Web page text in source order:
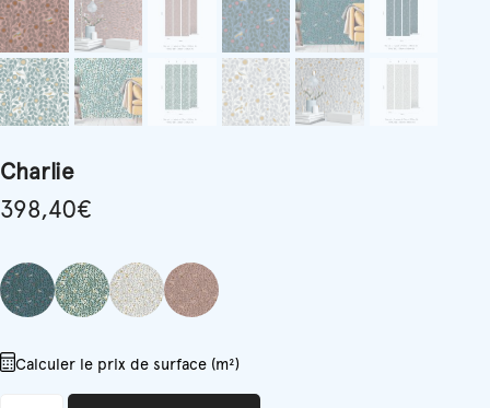
Charlie
398,40€
Calculer le prix de surface (m²)